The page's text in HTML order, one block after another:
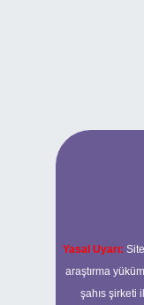
Yasal Uyarı:
araştırma
şahıs şirketi